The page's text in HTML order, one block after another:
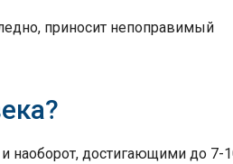
приносит непоправимый
наоборот, достигающими до 7-